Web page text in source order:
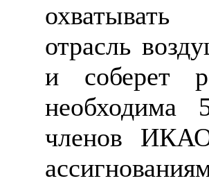
отрасль
и соберет
необходима
членов